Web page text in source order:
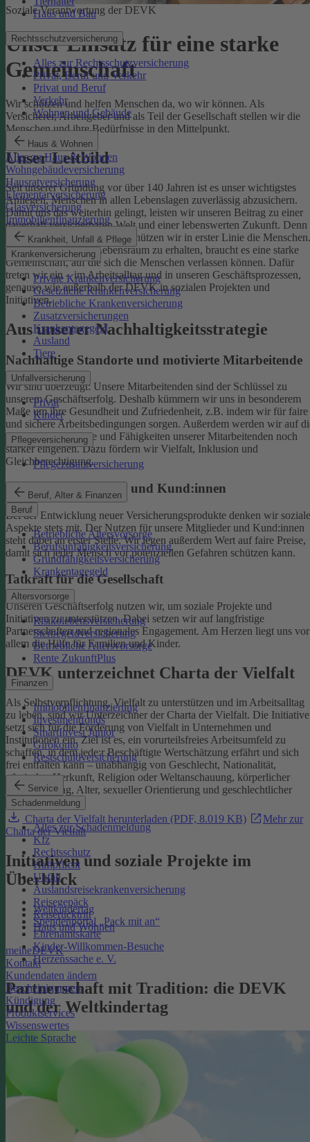
Haus und Bau
Rechtsschutzversicherung
Alles zur Rechtsschutzversicherung
Privat, Beruf und Verkehr
Privat und Beruf
Verkehr
Wohnen und Gebäude
Haus & Wohnen
Alles zu Haus & Wohnen
Wohngebäudeversicherung
Hausratversicherung
Elementarversicherung
Glasversicherung
Immobilienfinanzierung
Krankheit, Unfall & Pflege
Krankenversicherung
Private Krankenversicherung
Gesetzliche Krankenversicherung
Betriebliche Krankenversicherung
Zusatzversicherungen
Krankentagegeld
Ausland
Tiere
Unfallversicherung
Privat
Kinder
Pflegeversicherung
Pflegezusatzversicherung
Beruf, Alter & Finanzen
Beruf
Betriebliche Altersvorsorge
Berufsunfähigkeitsversicherung
Grundfähigkeitsversicherung
Krankentagegeld
Altersvorsorge
Risikolebensversicherung
Sterbegeldversicherung
Betriebliche Altersvorsorge
Rente ZukunftPlus
Finanzen
Immobilienfinanzierung
Investmentfonds
SmartInvest Junior
Girokonto
Restschuldversicherung
Service
Schadenmeldung
Alles zur Schadenmeldung
Kfz
Rechtsschutz
Haftpflicht
Unfall
Auslandsreisekrankenversicherung
Reisegepäck
Reiserücktritt
Haus und Wohnen
meineDEVK
Kontakt
Kundendaten ändern
Bescheinigungen
Kündigung
Produktservices
Wissenswertes
Leichte Sprache
Soziale Verantwortung der DEVK
Unser Einsatz für eine starke
Gemeinschaft
Wir schützen und helfen Menschen da, wo wir können. Als
Versicherer, Arbeitgeber und als Teil der Gesellschaft stellen wir die
Menschen und ihre Bedürfnisse in den Mittelpunkt.
Unser Leitbild
Seit unserer Gründung vor über 140 Jahren ist es unser wichtigstes
Anliegen, Menschen in allen Lebenslagen zuverlässig abzusichern.
Damit uns das weiterhin gelingt, leisten wir unseren Beitrag zu einer
dauerhaft versicherbaren Welt und einer lebenswerten Zukunft. Denn
schützen wir das Klima, so schützen wir in erster Linie die Menschen.
Um einen gesunden Lebensraum zu erhalten, braucht es eine starke
Gemeinschaft, auf die sich die Menschen verlassen können. Dafür
treten wir ein – im Arbeitsalltag und in unseren Geschäftsprozessen,
genauso wie außerhalb der DEVK in sozialen Projekten und
Initiativen.
Aus unserer Nachhaltigkeitsstrategie
Nachhaltige Standorte und motivierte Mitarbeitende
Wir sind überzeugt: Unsere Mitarbeitenden sind der Schlüssel zu
unserem Geschäftserfolg. Deshalb kümmern wir uns in besonderem
Maße um ihre Gesundheit und Zufriedenheit, z.B. indem wir für faire
und sichere Arbeitsbedingungen sorgen. Außerdem werden wir auf
individuellen Talente und Fähigkeiten unserer Mitarbeitenden noch
stärker eingehen. Dazu fördern wir Vielfalt, Inklusion und
Gleichberechtigung.
Begeisterte Mitglieder und Kund:innen
Bei der Entwicklung neuer Versicherungsprodukte denken wir soziale
Aspekte stets mit. Der Nutzen für unsere Mitglieder und Kund:innen
steht dabei an erster Stelle.Wir legen außerdem Wert auf faire Preise,
damit sich jeder Mensch vor potenziellen Gefahren schützen kann.
Tatkraft für die Gesellschaft
Unseren Geschäftserfolg nutzen wir, um soziale Projekte und
Initiativen zu unterstützen. Dabei setzen wir auf langfristige
Partnerschaften und regionales Engagement. Am Herzen liegt uns vor
allem die Hilfe für Familien und Kinder.
DEVK unterzeichnet Charta der Vielfalt
Als Selbstverpflichtung, Vielfalt zu unterstützen und im Arbeitsalltag
zu leben, sind wir Unterzeichner der Charta der Vielfalt. Die Initiative
setzt sich für die Förderung von Vielfalt in Unternehmen und
Institutionen ein.Ziel ist es, ein vorurteilsfreies Arbeitsumfeld zu
schaffen, in dem jede:r Beschäftigte Wertschätzung erfährt und sich
frei entfalten kann – unabhängig von Geschlecht, Nationalität,
ethnischer Herkunft, Religion oder Weltanschauung, körperlicher
Einschränkung, Alter, sexueller Orientierung und geschlechtlicher
Identität.
Charta der Vielfalt herunterladen (PDF, 8.019 KB)
Mehr zur
Charta der Vielfalt
Initiativen und soziale Projekte im
Überblick
Weltkindertag
Spendenportal „Pack mit an“
Ehrenamtskarte
Kinder-Willkommen-Besuche
Herzenssache e. V.
Partnerschaft mit Tradition: die DEVK
und der Weltkindertag